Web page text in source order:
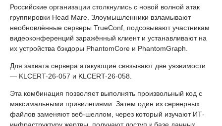
Российские организации столкнулись с новой волной атак
группировки Head Mare. Злоумышленники взламывают
необновлённые серверы TrueConf, подсовывают участникам
видеоконференций заражённый клиент и устанавливают на
их устройства бэкдоры PhantomCore и PhantomGraph.
Для захвата сервера атакующие связывают две уязвимости
— KLCERT-26-057 и KLCERT-26-058.
Эта комбинация позволяет выполнять произвольный код с
максимальными привилегиями. Затем один из серверных
файлов заменяют веб-шеллом, через который изучают ИТ-
инфраструктуру жертвы, получают доступ к базе данных